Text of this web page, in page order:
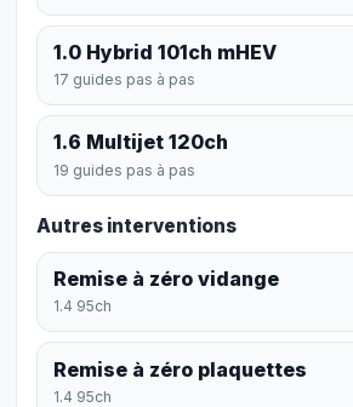
1.0 Hybrid 101ch mHEV
17 guides pas à pas
1.6 Multijet 120ch
19 guides pas à pas
Autres interventions
Remise à zéro vidange
1.4 95ch
Remise à zéro plaquettes
1.4 95ch